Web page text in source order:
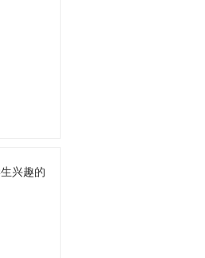
兴趣的